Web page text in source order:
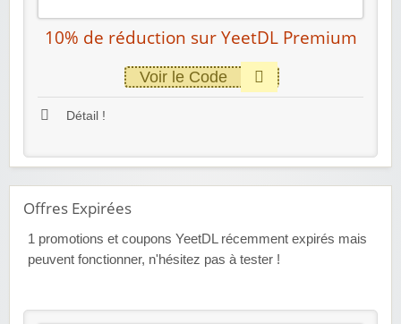
10% de réduction sur YeetDL Premium
Voir le Code
Détail !
Offres Expirées
1 promotions et coupons YeetDL récemment expirés mais
peuvent fonctionner, n'hésitez pas à tester !